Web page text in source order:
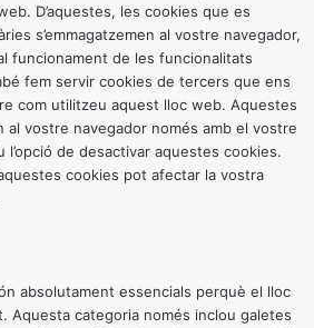
D’aquestes, les cookies que es
s’emmagatzemen al vostre navegador,
funcionament de les funcionalitats
fem servir cookies de tercers que ens
com utilitzeu aquest lloc web. Aquestes
al vostre navegador només amb el vostre
de desactivar aquestes cookies.
cookies pot afectar la vostra
absolutament essencials perquè el lloc
Aquesta categoria només inclou galetes